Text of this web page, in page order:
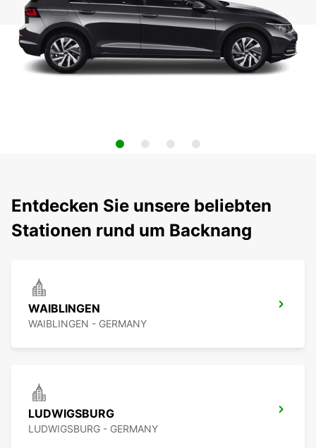
Entdecken Sie unsere beliebten
Stationen rund um Backnang
WAIBLINGEN
WAIBLINGEN - GERMANY
LUDWIGSBURG
LUDWIGSBURG - GERMANY